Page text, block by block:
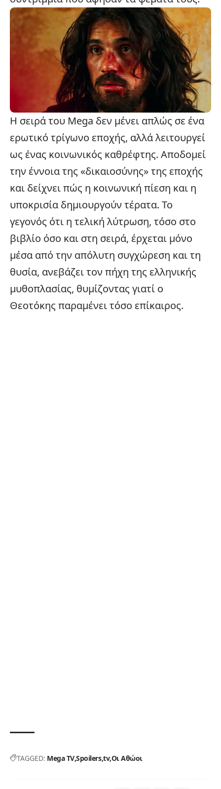
Η σειρά του Mega δεν μένει απλώς σε ένα
ερωτικό τρίγωνο εποχής, αλλά λειτουργεί
ως ένας κοινωνικός καθρέφτης. Αποδομεί
την έννοια της «δικαιοσύνης» της εποχής
και δείχνει πώς η κοινωνική πίεση και η
υποκρισία δημιουργούν τέρατα. Το
γεγονός ότι η τελική λύτρωση, τόσο στο
βιβλίο όσο και στη σειρά, έρχεται μόνο
μέσα από την απόλυτη συγχώρεση και τη
θυσία, ανεβάζει τον πήχη της ελληνικής
μυθοπλασίας, θυμίζοντας γιατί ο
Θεοτόκης παραμένει τόσο επίκαιρος.
TAGGED: Mega TVSpoilerstv Οι Αθώοι